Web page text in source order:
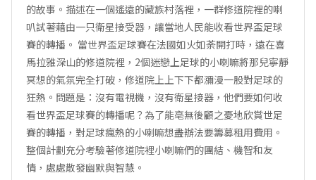
的故事。描述在一個遙遠的藏族村落裡，一群修道院裡的喇
叭試著藉由一只衛星接受器，讓當地人民能收看世界盃足球
賽的轉播。 當世界盃足球賽在法國如火如荼開打時，遠在喜
馬拉雅深山的修道院裡，2個迷戀上足球的小喇嘛將那兒寧靜
冥想的氣氛完全打破，修道院上上下下都瀰漫一股對足球的
狂熱。問題是：沒有電視機，沒有衛星接器，他們要如何收
看世界盃足球賽的轉播呢？為了能亳無後顧之憂地欣賞世足
賽的轉播，對足球瘋熱的小喇嘛想盡辦法要籌募租用費用。
整個計劃充分考驗著修道院裡小喇嘛們的團結、機智和友
情，處處散發幽默與智慧。